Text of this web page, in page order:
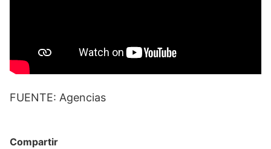
FUENTE: Agencias
Compartir